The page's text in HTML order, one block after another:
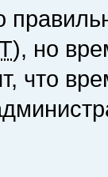
), но
что